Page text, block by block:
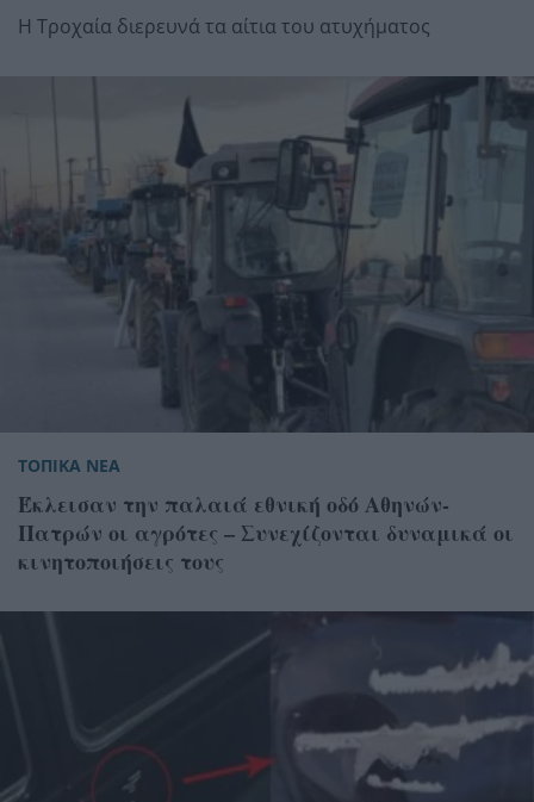
Η Τροχαία διερευνά τα αίτια του ατυχήματος
ΤΟΠΙΚΑ ΝΕΑ
Έκλεισαν την παλαιά εθνική οδό Αθηνών-
Πατρών οι αγρότες – Συνεχίζονται δυναμικά οι
κινητοποιήσεις τους